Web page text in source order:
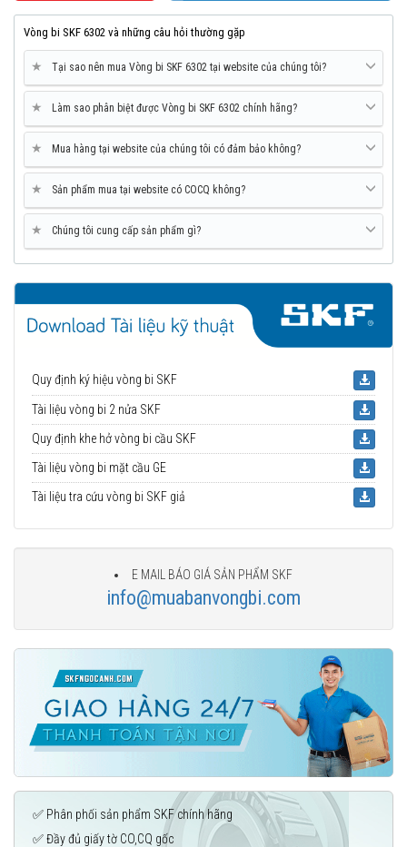
Vòng bi SKF 6302 và những câu hỏi thường gặp
★ Tại sao nên mua Vòng bi SKF 6302 tại website của chúng tôi?
★ Làm sao phân biệt được Vòng bi SKF 6302 chính hãng?
★ Mua hàng tại website của chúng tôi có đảm bảo không?
★ Sản phẩm mua tại website có COCQ không?
★ Chúng tôi cung cấp sản phẩm gì?
Quy định ký hiệu vòng bi SKF
Tài liệu vòng bi 2 nửa SKF
Quy định khe hở vòng bi cầu SKF
Tài liệu vòng bi mặt cầu GE
Tài liệu tra cứu vòng bi SKF giả
E MAIL BÁO GIÁ SẢN PHẨM SKF
info@muabanvongbi.com
✅ Phân phối sản phẩm SKF chính hãng
✅ Đầy đủ giấy tờ CO,CQ gốc